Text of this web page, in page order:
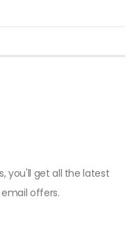
you'll get all the latest
offers.